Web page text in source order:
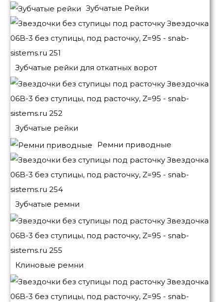
Зубчатые Рейки
Зубчатые рейки для откатных ворот
Зубчатые рейки
Ремни приводные
Зубчатые ремни
Клиновые ремни